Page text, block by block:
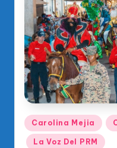
di
c
o
O
fi
ci
al
Publicado
en
Carolina Mejia
La Voz Del PRM